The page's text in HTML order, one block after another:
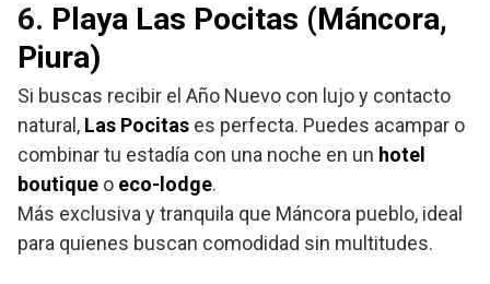
6. Playa Las Pocitas (Máncora,
Piura)
Si buscas recibir el Año Nuevo con lujo y contacto
natural, Las Pocitas es perfecta. Puedes acampar o
combinar tu estadía con una noche en un hotel
boutique o eco-lodge.
Más exclusiva y tranquila que Máncora pueblo, ideal
para quienes buscan comodidad sin multitudes.